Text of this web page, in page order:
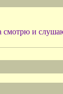
смотрю и